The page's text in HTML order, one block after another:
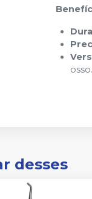
osso.
desses